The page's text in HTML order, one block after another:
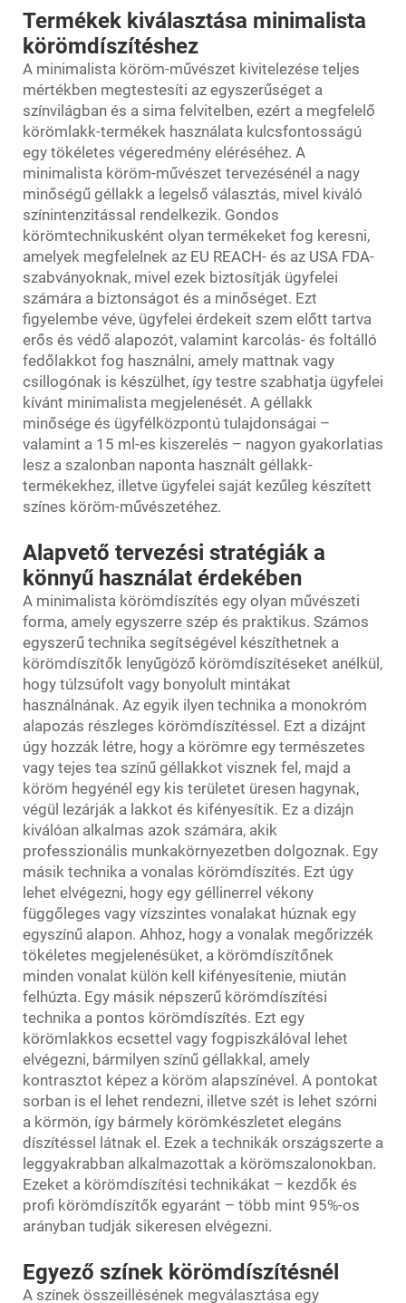
Termékek kiválasztása minimalista
körömdíszítéshez
A minimalista köröm-művészet kivitelezése teljes
mértékben megtestesíti az egyszerűséget a
színvilágban és a sima felvitelben, ezért a megfelelő
körömlakk-termékek használata kulcsfontosságú
egy tökéletes végeredmény eléréséhez. A
minimalista köröm-művészet tervezésénél a nagy
minőségű géllakk a legelső választás, mivel kiváló
színintenzitással rendelkezik. Gondos
körömtechnikusként olyan termékeket fog keresni,
amelyek megfelelnek az EU REACH- és az USA FDA-
szabványoknak, mivel ezek biztosítják ügyfelei
számára a biztonságot és a minőséget. Ezt
figyelembe véve, ügyfelei érdekeit szem előtt tartva
erős és védő alapozót, valamint karcolás- és foltálló
fedőlakkot fog használni, amely mattnak vagy
csillogónak is készülhet, így testre szabhatja ügyfelei
kívánt minimalista megjelenését. A géllakk
minősége és ügyfélközpontú tulajdonságai –
valamint a 15 ml-es kiszerelés – nagyon gyakorlatias
lesz a szalonban naponta használt géllakk-
termékekhez, illetve ügyfelei saját kezűleg készített
színes köröm-művészetéhez.
Alapvető tervezési stratégiák a
könnyű használat érdekében
A minimalista körömdíszítés egy olyan művészeti
forma, amely egyszerre szép és praktikus. Számos
egyszerű technika segítségével készíthetnek a
körömdíszítők lenyűgöző körömdíszítéseket anélkül,
hogy túlzsúfolt vagy bonyolult mintákat
használnának. Az egyik ilyen technika a monokróm
alapozás részleges körömdíszítéssel. Ezt a dizájnt
úgy hozzák létre, hogy a körömre egy természetes
vagy tejes tea színű géllakkot visznek fel, majd a
köröm hegyénél egy kis területet üresen hagynak,
végül lezárják a lakkot és kifényesítik. Ez a dizájn
kiválóan alkalmas azok számára, akik
professzionális munkakörnyezetben dolgoznak. Egy
másik technika a vonalas körömdíszítés. Ezt úgy
lehet elvégezni, hogy egy géllinerrel vékony
függőleges vagy vízszintes vonalakat húznak egy
egyszínű alapon. Ahhoz, hogy a vonalak megőrizzék
tökéletes megjelenésüket, a körömdíszítőnek
minden vonalat külön kell kifényesítenie, miután
felhúzta. Egy másik népszerű körömdíszítési
technika a pontos körömdíszítés. Ezt egy
körömlakkos ecsettel vagy fogpiszkálóval lehet
elvégezni, bármilyen színű géllakkal, amely
kontrasztot képez a köröm alapszínével. A pontokat
sorban is el lehet rendezni, illetve szét is lehet szórni
a körmön, így bármely körömkészletet elegáns
díszítéssel látnak el. Ezek a technikák országszerte a
leggyakrabban alkalmazottak a körömszalonokban.
Ezeket a körömdíszítési technikákat – kezdők és
profi körömdíszítők egyaránt – több mint 95%-os
arányban tudják sikeresen elvégezni.
Egyező színek körömdíszítésnél
A színek összeillésének megválasztása egy